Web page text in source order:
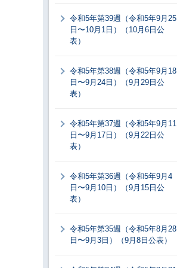
令和5年第39週（令和5年9月25
日〜10月1日）（10月6日公
表）
令和5年第38週（令和5年9月18
日〜9月24日）（9月29日公
表）
令和5年第37週（令和5年9月11
日〜9月17日）（9月22日公
表）
令和5年第36週（令和5年9月4
日〜9月10日）（9月15日公
表）
令和5年第35週（令和5年8月28
日〜9月3日）（9月8日公表）